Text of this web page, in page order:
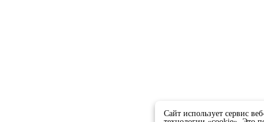
Сайт использует сервис